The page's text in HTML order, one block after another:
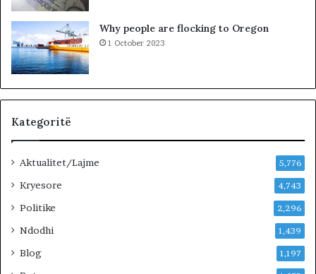
e
f
e
k
t
i
v
ë
t
r
.
Why people are flocking to Oregon
1 October 2023
Kategoritë
Aktualitet/Lajme 5,776
Kryesore 4,743
Politike 2,296
Ndodhi 1,439
Blog 1,197